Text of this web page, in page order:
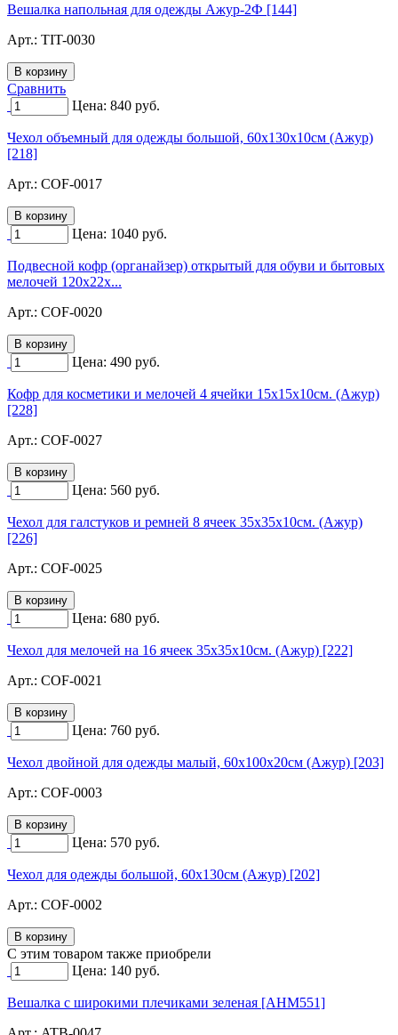
Вешалка напольная для одежды Ажур-2Ф [144]
Арт.: TIT-0030
Сравнить
Цена: 840 руб.
Чехол объемный для одежды большой, 60х130х10см (Ажур)
[218]
Арт.: COF-0017
Цена: 1040 руб.
Подвесной кофр (органайзер) открытый для обуви и бытовых
мелочей 120х22х...
Арт.: COF-0020
Цена: 490 руб.
Кофр для косметики и мелочей 4 ячейки 15х15х10см. (Ажур)
[228]
Арт.: COF-0027
Цена: 560 руб.
Чехол для галстуков и ремней 8 ячеек 35х35х10см. (Ажур)
[226]
Арт.: COF-0025
Цена: 680 руб.
Чехол для мелочей на 16 ячеек 35х35х10см. (Ажур) [222]
Арт.: COF-0021
Цена: 760 руб.
Чехол двойной для одежды малый, 60х100х20см (Ажур) [203]
Арт.: COF-0003
Цена: 570 руб.
Чехол для одежды большой, 60х130см (Ажур) [202]
Арт.: COF-0002
C этим товаром также приобрели
Цена: 140 руб.
Вешалка с широкими плечиками зеленая [AHM551]